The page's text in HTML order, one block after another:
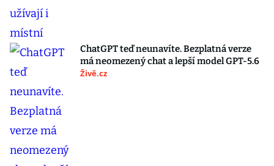
ChatGPT teď neunavíte. Bezplatná verze
má neomezený chat a lepší model GPT-5.6
Živě.cz